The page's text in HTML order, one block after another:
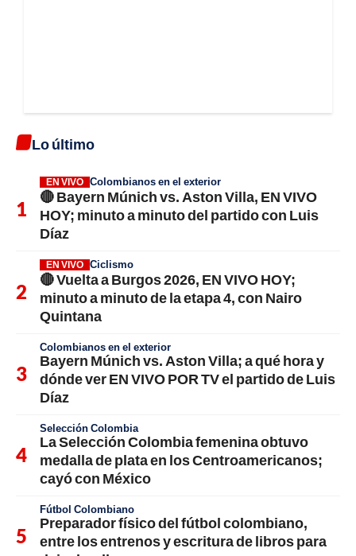
Lo último
EN VIVO Colombianos en el exterior
🔴 Bayern Múnich vs. Aston Villa, EN VIVO
HOY; minuto a minuto del partido con Luis
Díaz
EN VIVO Ciclismo
🔴 Vuelta a Burgos 2026, EN VIVO HOY;
minuto a minuto de la etapa 4, con Nairo
Quintana
Colombianos en el exterior
Bayern Múnich vs. Aston Villa; a qué hora y
dónde ver EN VIVO POR TV el partido de Luis
Díaz
Selección Colombia
La Selección Colombia femenina obtuvo
medalla de plata en los Centroamericanos;
cayó con México
Fútbol Colombiano
Preparador físico del fútbol colombiano,
entre los entrenos y escritura de libros para